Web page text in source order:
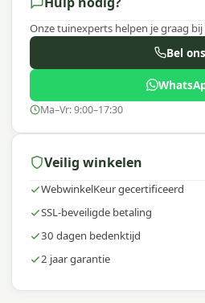
Onze tuinexperts helpen je graag
Bel ons
Ma–Vr: 9:00–17:30
Veilig winkelen
WebwinkelKeur gecertificeerd
SSL-beveiligde betaling
30 dagen bedenktijd
2 jaar garantie